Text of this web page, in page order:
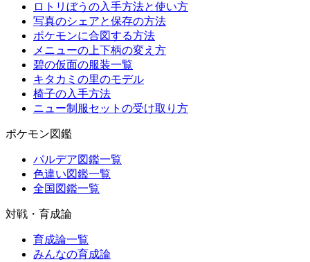
ロトリぼうの入手方法と使い方
写真のシェアと保存の方法
ポケモンに合図する方法
メニューの上下柄の変え方
碧の仮面の服装一覧
キタカミの里のモデル
椅子の入手方法
ニュー制服セットの受け取り方
ポケモン図鑑
パルデア図鑑一覧
色違い図鑑一覧
全国図鑑一覧
対戦・育成論
育成論一覧
みんなの育成論